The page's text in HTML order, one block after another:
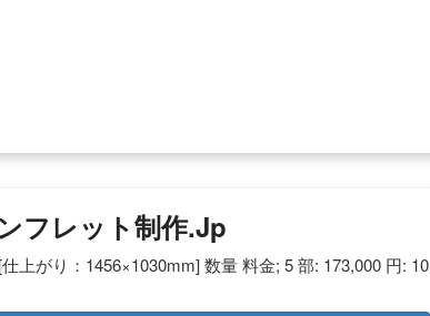
フレット制作.jp
上がり：1456×1030mm] 数量 料金; 5 部: 173,000 円: 10